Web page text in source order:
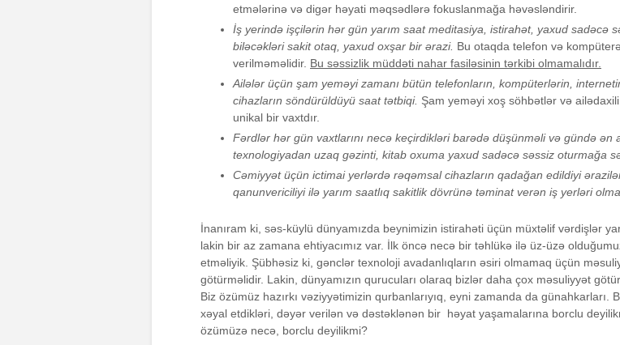
etmələrinə və digər həyati məqsədlərə fokuslanmağa həvəsləndirir.
İş yerində işçilərin hər gün yarım saat meditasiya, istirahət, yaxud sadəcə
biləcəkləri sakit otaq, yaxud oxşar bir ərazi. Bu otaqda telefon və
verilməməlidir. Bu səssizlik müddəti nahar fasiləsinin tərkibi olmamalıdır.
Ailələr üçün şam yeməyi zamanı bütün telefonların, kompüterlərin,
cihazların söndürüldüyü saat tətbiqi. Şam yeməyi xoş söhbətlər və
unikal bir vaxtdır.
Fərdlər hər gün vaxtlarını necə keçirdikləri barədə düşünməli və gündə ən
texnologiyadan uzaq gəzinti, kitab oxuma yaxud sadəcə səssiz oturmağa
Cəmiyyət üçün ictimai yerlərdə rəqəmsal cihazların qadağan edildiyi
qanunvericiliyi ilə yarım saatlıq sakitlik dövrünə təminat verən iş yerləri
İnanıram ki, səs-küylü dünyamızda beynimizin istirahəti üçün müxtəlif vərdişlər
lakin bir az zamana ehtiyacımız var. İlk öncə necə bir təhlükə ilə üz-üzə
etməliyik. Şübhəsiz ki, gənclər texnoloji avadanlıqların əsiri olmamaq üçün
götürməlidir. Lakin, dünyamızın qurucuları olaraq bizlər daha çox məsuliyyət
Biz özümüz hazırkı vəziyyətimizin qurbanlarıyıq, eyni zamanda da günahkarları.
xəyal etdikləri, dəyər verilən və dəstəklənən bir həyat yaşamalarına borclu
özümüzə necə, borclu deyilikmi?